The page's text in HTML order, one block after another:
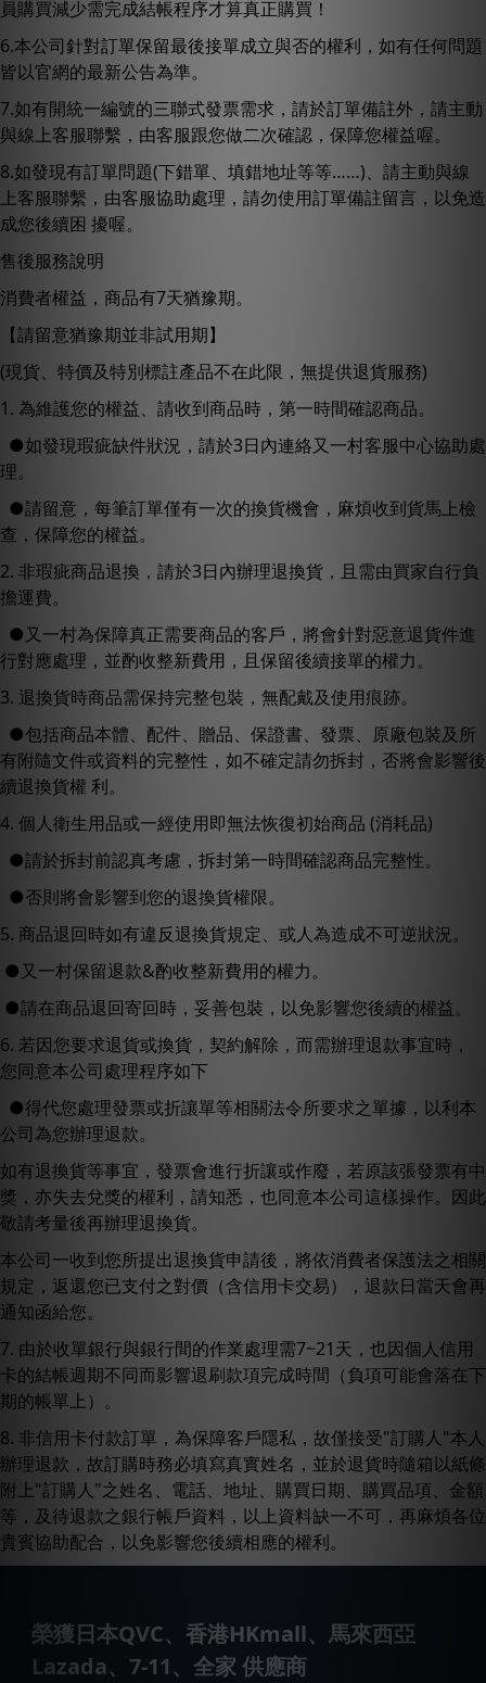
員購買減少需完成結帳程序才算真正購買！
6.本公司針對訂單保留最後接單成立與否的權利，如有任何問題
皆以官網的最新公告為準。
7.如有開統一編號的三聯式發票需求，請於訂單備註外，請主動
與線上客服聯繫，由客服跟您做二次確認，保障您權益喔。
8.如發現有訂單問題(下錯單、填錯地址等等……)、請主動與線
上客服聯繫，由客服協助處理，請勿使用訂單備註留言，以免造
成您後續困 擾喔。
售後服務說明
消費者權益，商品有7天猶豫期。
【請留意猶豫期並非試用期】
(現貨、特價及特別標註產品不在此限，無提供退貨服務)
1. 為維護您的權益、請收到商品時，第一時間確認商品。
●如發現瑕疵缺件狀況，請於3日內連絡又一村客服中心協助處
理。
●請留意，每筆訂單僅有一次的換貨機會，麻煩收到貨馬上檢
查，保障您的權益。
2. 非瑕疵商品退換，請於3日內辦理退換貨，且需由買家自行負
擔運費。
●又一村為保障真正需要商品的客戶，將會針對惡意退貨件進
行對應處理，並酌收整新費用，且保留後續接單的權力。
3. 退換貨時商品需保持完整包裝，無配戴及使用痕跡。
●包括商品本體、配件、贈品、保證書、發票、原廠包裝及所
有附隨文件或資料的完整性，如不確定請勿拆封，否將會影響後
續退換貨權 利。
4. 個人衛生用品或一經使用即無法恢復初始商品 (消耗品)
●請於拆封前認真考慮，拆封第一時間確認商品完整性。
●否則將會影響到您的退換貨權限。
5. 商品退回時如有違反退換貨規定、或人為造成不可逆狀況。
●又一村保留退款&酌收整新費用的權力。
●請在商品退回寄回時，妥善包裝，以免影響您後續的權益。
6. 若因您要求退貨或換貨，契約解除，而需辦理退款事宜時，
您同意本公司處理程序如下
●得代您處理發票或折讓單等相關法令所要求之單據，以利本
公司為您辦理退款。
如有退換貨等事宜，發票會進行折讓或作廢，若原該張發票有中
獎，亦失去兌獎的權利，請知悉，也同意本公司這樣操作。因此
敬請考量後再辦理退換貨。
本公司一收到您所提出退換貨申請後，將依消費者保護法之相關
規定，返還您已支付之對價（含信用卡交易），退款日當天會再
通知函給您。
7. 由於收單銀行與銀行間的作業處理需7~21天，也因個人信用
卡的結帳週期不同而影響退刷款項完成時間（負項可能會落在下
期的帳單上）。
8. 非信用卡付款訂單，為保障客戶隱私，故僅接受"訂購人"本人
辦理退款，故訂購時務必填寫真實姓名，並於退貨時隨箱以紙條
附上"訂購人"之姓名、電話、地址、購買日期、購買品項、金額
等，及待退款之銀行帳戶資料，以上資料缺一不可，再麻煩各位
貴賓協助配合，以免影響您後續相應的權利。
榮獲日本QVC、香港HKmall、馬來西亞
Lazada、7-11、全家 供應商